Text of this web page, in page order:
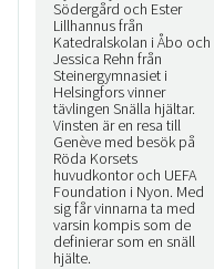
Södergård och Ester
Lillhannus från
Katedralskolan i Åbo och
Jessica Rehn från
Steinergymnasiet i
Helsingfors vinner
tävlingen Snälla hjältar.
Vinsten är en resa till
Genève med besök på
Röda Korsets
huvudkontor och UEFA
Foundation i Nyon. Med
sig får vinnarna ta med
varsin kompis som de
definierar som en snäll
hjälte.